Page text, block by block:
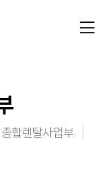
종합렌탈사업부